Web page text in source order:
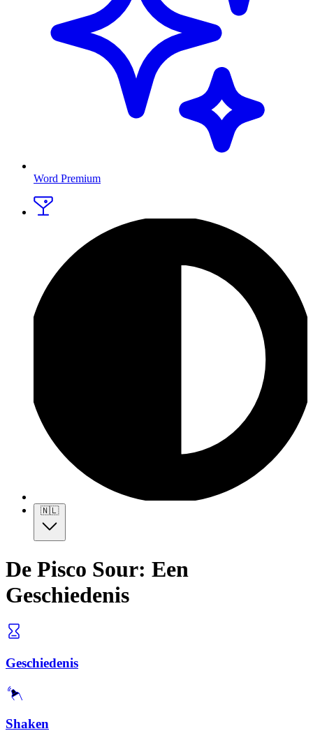
Word Premium
🇳🇱
De Pisco Sour: Een
Geschiedenis
Geschiedenis
Shaken